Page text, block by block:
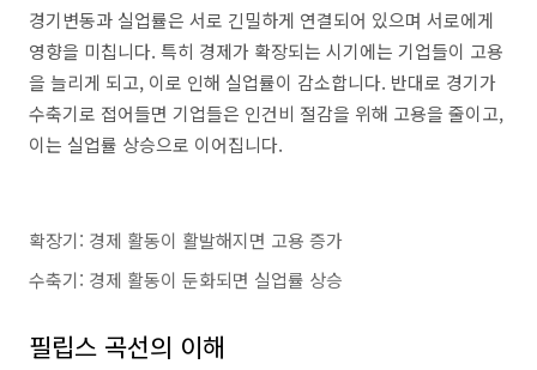
경기변동과 실업률은 서로 긴밀하게 연결되어 있으며 서로에게
영향을 미칩니다. 특히 경제가 확장되는 시기에는 기업들이 고용
을 늘리게 되고, 이로 인해 실업률이 감소합니다. 반대로 경기가
수축기로 접어들면 기업들은 인건비 절감을 위해 고용을 줄이고,
이는 실업률 상승으로 이어집니다.
확장기: 경제 활동이 활발해지면 고용 증가
수축기: 경제 활동이 둔화되면 실업률 상승
필립스 곡선의 이해